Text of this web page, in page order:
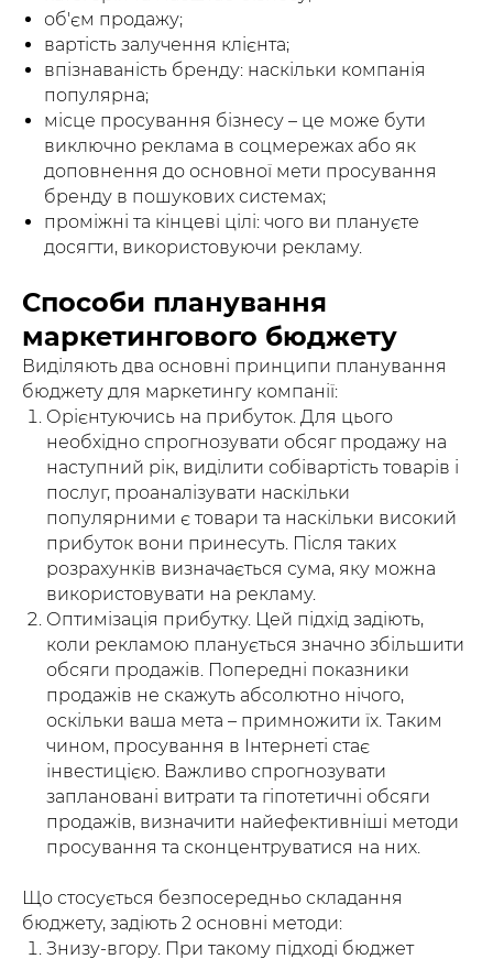
об'єм продажу;
вартість залучення клієнта;
впізнаваність бренду: наскільки компанія
популярна;
місце просування бізнесу – це може бути
виключно реклама в соцмережах або як
доповнення до основної мети просування
бренду в пошукових системах;
проміжні та кінцеві цілі: чого ви плануєте
досягти, використовуючи рекламу.
Способи планування
маркетингового бюджету
Виділяють два основні принципи планування
бюджету для маркетингу компанії:
Орієнтуючись на прибуток. Для цього
необхідно спрогнозувати обсяг продажу на
наступний рік, виділити собівартість товарів і
послуг, проаналізувати наскільки
популярними є товари та наскільки високий
прибуток вони принесуть. Після таких
розрахунків визначається сума, яку можна
використовувати на рекламу.
Оптимізація прибутку. Цей підхід задіють,
коли рекламою планується значно збільшити
обсяги продажів. Попередні показники
продажів не скажуть абсолютно нічого,
оскільки ваша мета – примножити їх. Таким
чином, просування в Інтернеті стає
інвестицією. Важливо спрогнозувати
заплановані витрати та гіпотетичні обсяги
продажів, визначити найефективніші методи
просування та сконцентруватися на них.
Що стосується безпосередньо складання
бюджету, задіють 2 основні методи:
Знизу-вгору. При такому підході бюджет